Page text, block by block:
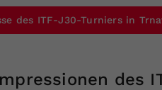
des ITF-J30-Turniers in
des